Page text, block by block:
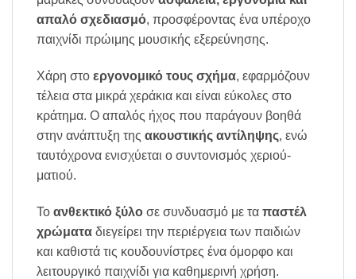
απαλό σχεδιασμό, προσφέροντας ένα υπέροχο
παιχνίδι πρώιμης μουσικής εξερεύνησης.
Χάρη στο εργονομικό τους σχήμα, εφαρμόζουν
τέλεια στα μικρά χεράκια και είναι εύκολες στο
κράτημα. Ο απαλός ήχος που παράγουν βοηθά
στην ανάπτυξη της ακουστικής αντίληψης, ενώ
ταυτόχρονα ενισχύεται ο συντονισμός χεριού-
ματιού.
Το ανθεκτικό ξύλο σε συνδυασμό με τα παστέλ
χρώματα διεγείρει την περιέργεια των παιδιών
και καθιστά τις κουδουνίστρες ένα όμορφο και
λειτουργικό παιχνίδι για καθημερινή χρήση.